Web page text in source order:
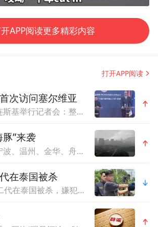
APP阅读更多精彩内容
打开APP阅读
次访问塞尔维亚
武契奇和泽连斯基举行记者会：整个国际社会都希望战争尽快结束
”来袭
紧急动员！宁波、温州、金华、舟山、台州、丽水等市市长，发表电视讲话
在泰国被杀
20岁中国富二代在泰国被杀，嫌犯自首：在女友浴室看到他